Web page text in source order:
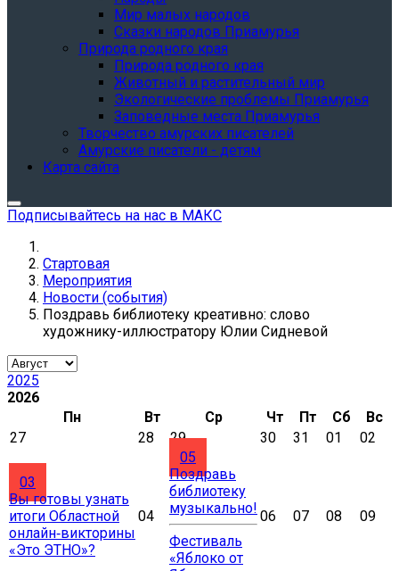
Мир малых народов
Сказки народов Приамурья
Природа родного края
Природа родного края
Животный и растительный мир
Экологические проблемы Приамурья
Заповедные места Приамурья
Творчество амурских писателей
Амурские писатели - детям
Карта сайта
Подписывайтесь на нас в МАКС
Стартовая
Мероприятия
Новости (события)
Поздравь библиотеку креативно: слово
художнику-иллюстратору Юлии Сидневой
2025
2026
Пн
Вт Ср Чт Пт Сб
Вс
27
28 29 30 31 01 02
03
Вы готовы узнать
итоги Областной
онлайн‑викторины
«Это ЭТНО»?
04
05
Поздравь
библиотеку
музыкально!
Фестиваль
«Яблоко от
06 07 08 09